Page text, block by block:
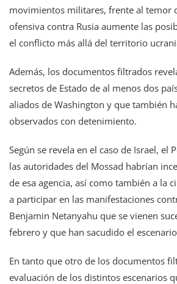
movimientos militares, frente al temor
ofensiva contra Rusia aumente las
el conflicto más allá del territorio
Además, los documentos filtrados
secretos de Estado de al menos dos
aliados de Washington y que también
observados con detenimiento.
Según se revela en el caso de Israel, el
las autoridades del Mossad habrían
de esa agencia, así como también a la
a participar en las manifestaciones
Benjamin Netanyahu que se vienen
febrero y que han sacudido el
En tanto que otro de los documentos
evaluación de los distintos escenarios